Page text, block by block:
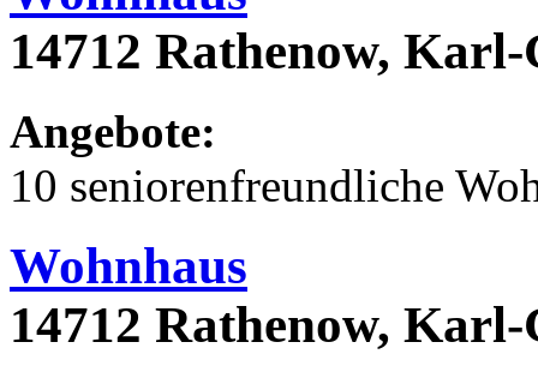
14712 Rathenow,
Angebote:
10 seniorenfreundliche
Wohnhaus
14712 Rathenow,